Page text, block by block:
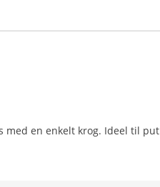
med en enkelt krog. Ideel til put